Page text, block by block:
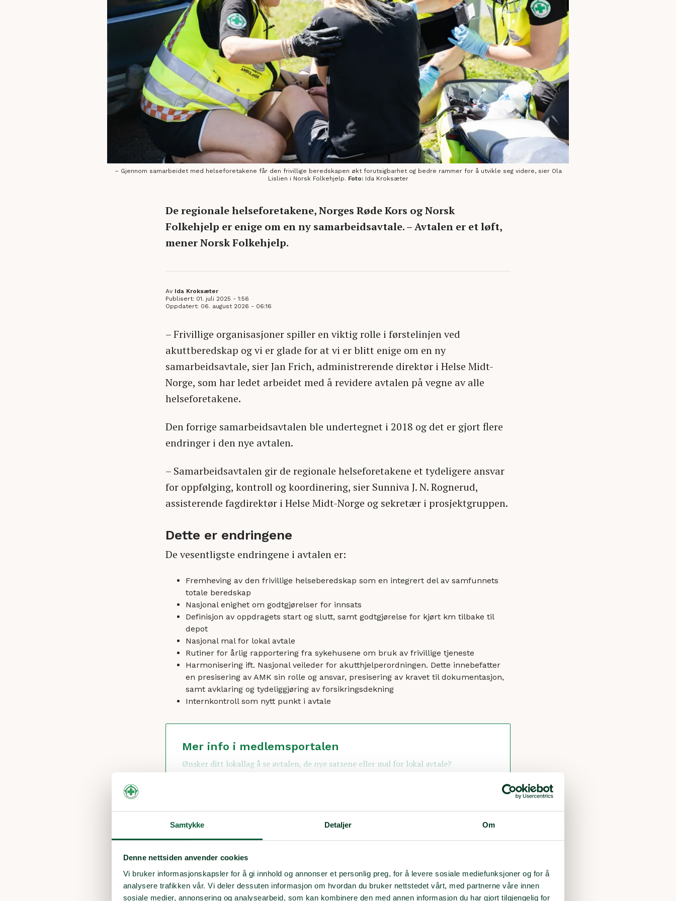
Samtykke Detaljer Om
Denne nettsiden anvender cookies
Vi bruker informasjonskapsler for å gi innhold og annonser et personlig preg, for å levere sosiale mediefunksjoner og for å
analysere trafikken vår. Vi deler dessuten informasjon om hvordan du bruker nettstedet vårt, med partnerne våre innen
sosiale medier, annonsering og analysearbeid, som kan kombinere den med annen informasjon du har gjort tilgjengelig for
– Gjennom samarbeidet med helseforetakene får den frivillige beredskapen økt forutsigbarhet og bedre rammer for å utvikle seg videre, sier Ola
Lislien i Norsk Folkehjelp. Foto:Ida Kroksæter
De regionale helseforetakene, Norges Røde Kors og Norsk
Folkehjelp er enige om en ny samarbeidsavtale. – Avtalen er et løft,
mener Norsk Folkehjelp.
Av Ida Kroksæter
Publisert: 01. juli 2025 - 1:56
Oppdatert: 06. august 2026 - 06:16
– Frivillige organisasjoner spiller en viktig rolle i førstelinjen ved
akuttberedskap og vi er glade for at vi er blitt enige om en ny
samarbeidsavtale, sier Jan Frich, administrerende direktør i Helse Midt-
Norge, som har ledet arbeidet med å revidere avtalen på vegne av alle
helseforetakene.
Den forrige samarbeidsavtalen ble undertegnet i 2018 og det er gjort flere
endringer i den nye avtalen.
– Samarbeidsavtalen gir de regionale helseforetakene et tydeligere ansvar
for oppfølging, kontroll og koordinering, sier Sunniva J. N. Rognerud,
assisterende fagdirektør i Helse Midt-Norge og sekretær i prosjektgruppen.
Dette er endringene
De vesentligste endringene i avtalen er:
Fremheving av den frivillige helseberedskap som en integrert del av samfunnets
totale beredskap
Nasjonal enighet om godtgjørelser for innsats
Definisjon av oppdragets start og slutt, samt godtgjørelse for kjørt km tilbake til
depot
Nasjonal mal for lokal avtale
Rutiner for årlig rapportering fra sykehusene om bruk av frivillige tjeneste
Harmonisering ift. Nasjonal veileder for akutthjelperordningen. Dette innebefatter
en presisering av AMK sin rolle og ansvar, presisering av kravet til dokumentasjon,
samt avklaring og tydeliggjøring av forsikringsdekning
Internkontroll som nytt punkt i avtale
Mer info i medlemsportalen
Ønsker ditt lokallag å se avtalen, de nye satsene eller mal for lokal avtale?
– Viktig samarbeid
– Denne avtalen anerkjenner og styrker den uvurderlige innsatsen tusenvis
av frivillige legger ned for samfunnets trygghet, sier Ola Lislien,
seksjonsleder for førstehjelp og redningstjeneste i Norsk Folkehjelp.